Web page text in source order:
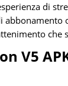
di
abbonamento
che
V5